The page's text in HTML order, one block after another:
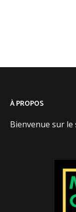
À PROPOS
Bienvenue sur le